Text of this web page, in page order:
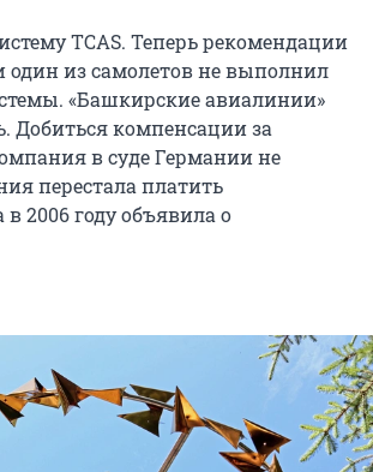
TCAS. Теперь рекомендации
один из самолетов не выполнил
«Башкирские авиалинии»
Добиться компенсации за
в суде Германии не
перестала платить
2006 году объявила о